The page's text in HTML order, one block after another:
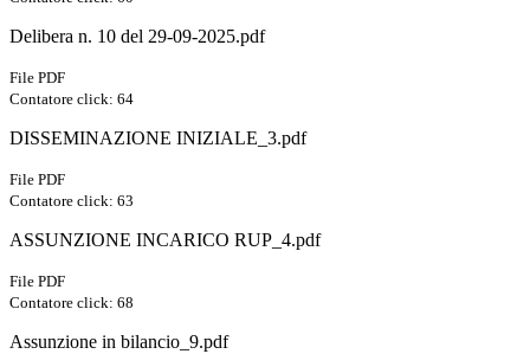
Delibera n. 10 del 29-09-2025.pdf
File PDF
Contatore click: 64
DISSEMINAZIONE INIZIALE_3.pdf
File PDF
Contatore click: 63
ASSUNZIONE INCARICO RUP_4.pdf
File PDF
Contatore click: 68
Assunzione in bilancio_9.pdf